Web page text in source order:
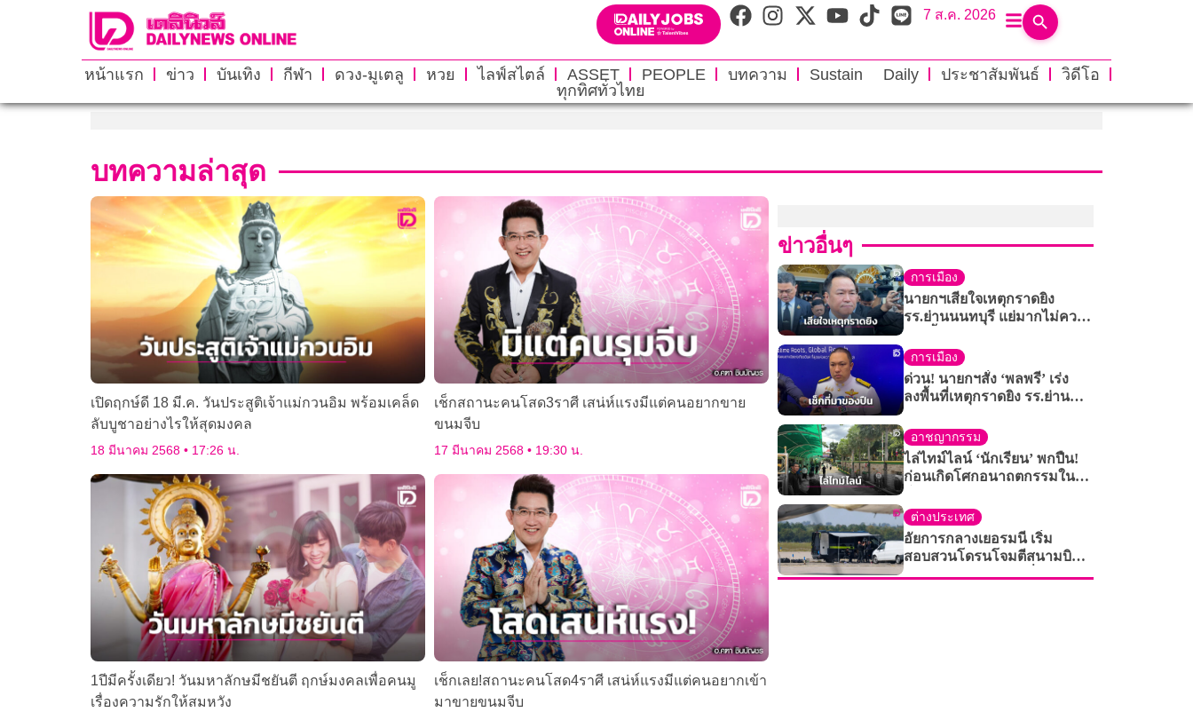
7 ส.ค. 2026
หน้าแรก ข่าว บันเทิง กีฬา ดวง-มูเตลู หวย ไลฟ์สไตล์ ASSET PEOPLE บทความ Sustain Daily ประชาสัมพันธ์
วิดีโอ
ทุกทิศทั่วไทย
บทความล่าสุด
เปิดฤกษ์ดี 18 มี.ค. วันประสูติเจ้าแม่กวนอิม พร้อมเคล็ด
ลับบูชาอย่างไรให้สุดมงคล
18 มีนาคม 2568 17:26 น.
เช็กสถานะคนโสด3ราศี เสน่ห์แรงมีแต่คนอยากขาย
ขนมจีบ
17 มีนาคม 2568 19:30 น.
1ปีมีครั้งเดียว! วันมหาลักษมีชยันตี ฤกษ์มงคลเพื่อคนมู
เรื่องความรักให้สมหวัง
เช็กเลย!สถานะคนโสด4ราศี เสน่ห์แรงมีแต่คนอยากเข้า
มาขายขนมจีบ
ข่าวอื่นๆ
การเมือง
นายกฯเสียใจเหตุกราดยิง
รร.ย่านนนทบุรี แย่มากไม่ควร
การเมือง
ด่วน! นายกฯสั่ง ‘พลพรี’ เร่ง
ลงพื้นที่เหตุกราดยิง รร.ย่าน
อาชญากรรม
ไล่ไทม์ไลน์ ‘นักเรียน’ พกปืน!
ก่อนเกิดโศกอนาถตกรรมใน
ต่างประเทศ
อัยการกลางเยอรมนี เริ่ม
สอบสวนโดรนโจมตีสนามบิน
คาดมุ่งทำลายความมั่นคงของ